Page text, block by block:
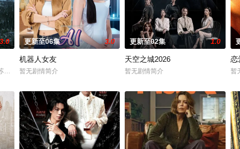
3.0
拉·伊瓜兰的诅咒成真，和平越来越难维持…… 该剧改编自诺贝尔文学奖得主加西亚
更新至06集 3.0
机器人女友
暂无剧情简介
更新至02集 1.0
天空之城2026
暂无剧情简介
恋
暂